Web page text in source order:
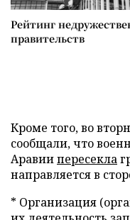
Рейтинг
правительств
Кроме того, во
сообщали, что
Аравиипересекла
направляется в
* Организация